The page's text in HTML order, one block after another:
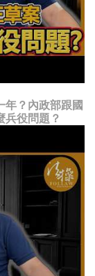
年？內政部跟國
兵役問題？